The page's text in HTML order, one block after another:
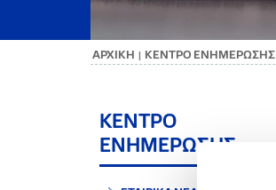
ΑΡΧΙΚΗ | ΚΕΝΤΡΟ ΕΝΗΜΕΡΩΣΗΣ
ΚΕΝΤΡΟ
ΕΝΗΜΕΡΩΣΗΣ